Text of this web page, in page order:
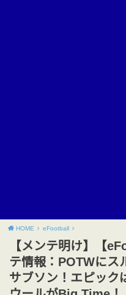
HOME eFootball
【メンテ明け】【
テ情報：POTWにス
サブソン！エピック